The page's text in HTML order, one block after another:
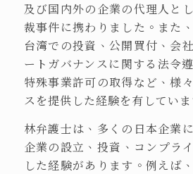
及び国内外の企業の代理人と
裁事件に携わりました。また
台湾での投資、公開買付、会
ートガバナンスに関する法令
特殊事業許可の取得など、様
スを提供した経験を有していま
林弁護士は、多くの日本企業
企業の設立、投資、コンプラ
した経験があります。例えば